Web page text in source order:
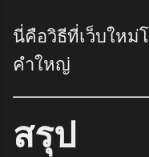
นี่คือวิธีที่เว็บใหม่
คำใหญ่
สรุป